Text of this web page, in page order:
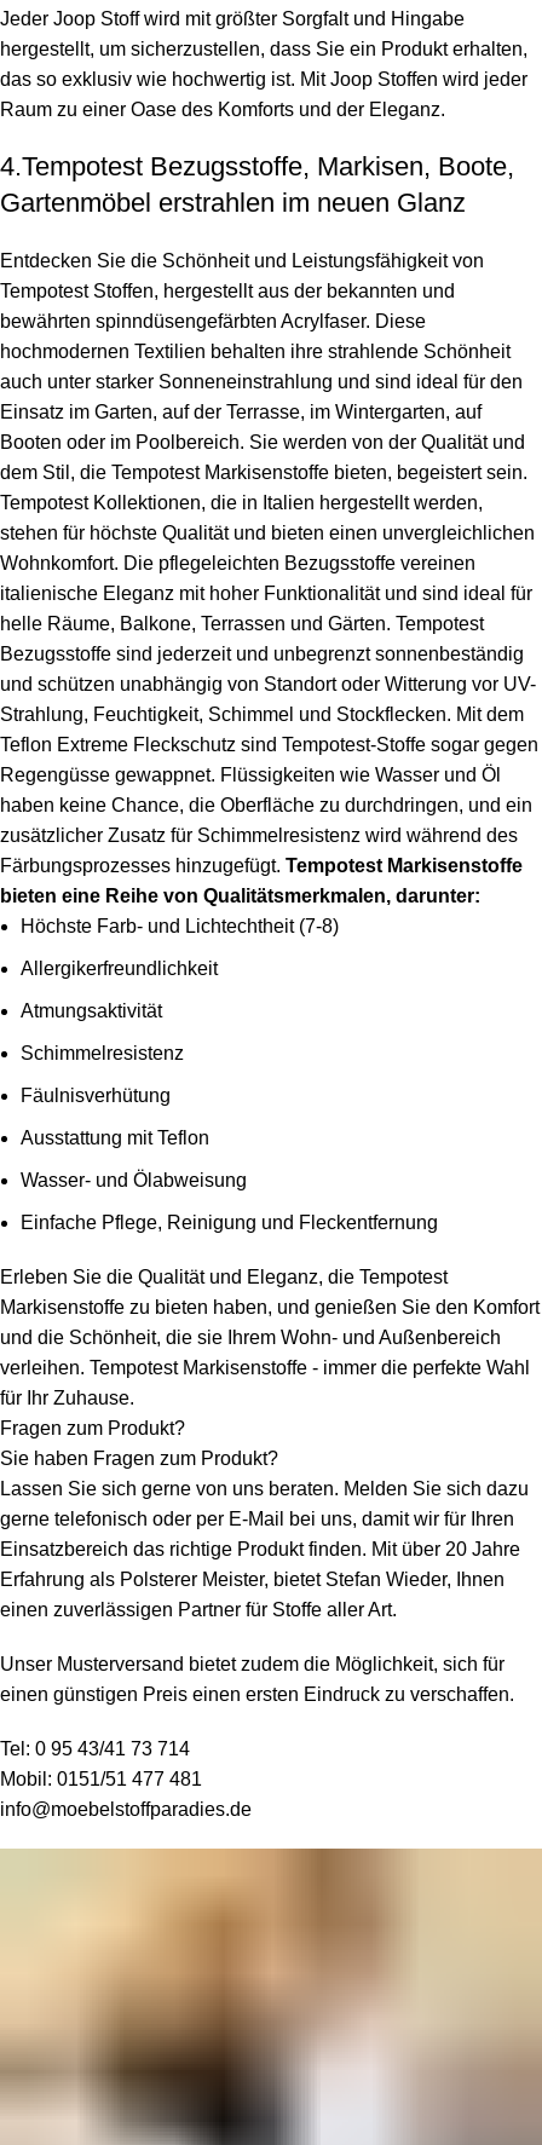
Jeder Joop Stoff wird mit größter Sorgfalt und Hingabe
hergestellt, um sicherzustellen, dass Sie ein Produkt erhalten,
das so exklusiv wie hochwertig ist. Mit Joop Stoffen wird jeder
Raum zu einer Oase des Komforts und der Eleganz.
4.Tempotest Bezugsstoffe, Markisen, Boote,
Gartenmöbel erstrahlen im neuen Glanz
Entdecken Sie die Schönheit und Leistungsfähigkeit von
Tempotest Stoffen, hergestellt aus der bekannten und
bewährten spinndüsengefärbten Acrylfaser. Diese
hochmodernen Textilien behalten ihre strahlende Schönheit
auch unter starker Sonneneinstrahlung und sind ideal für den
Einsatz im Garten, auf der Terrasse, im Wintergarten, auf
Booten oder im Poolbereich. Sie werden von der Qualität und
dem Stil, die Tempotest Markisenstoffe bieten, begeistert sein.
Tempotest Kollektionen, die in Italien hergestellt werden,
stehen für höchste Qualität und bieten einen unvergleichlichen
Wohnkomfort. Die pflegeleichten Bezugsstoffe vereinen
italienische Eleganz mit hoher Funktionalität und sind ideal für
helle Räume, Balkone, Terrassen und Gärten. Tempotest
Bezugsstoffe sind jederzeit und unbegrenzt sonnenbeständig
und schützen unabhängig von Standort oder Witterung vor UV-
Strahlung, Feuchtigkeit, Schimmel und Stockflecken. Mit dem
Teflon Extreme Fleckschutz sind Tempotest-Stoffe sogar gegen
Regengüsse gewappnet. Flüssigkeiten wie Wasser und Öl
haben keine Chance, die Oberfläche zu durchdringen, und ein
zusätzlicher Zusatz für Schimmelresistenz wird während des
Färbungsprozesses hinzugefügt. Tempotest Markisenstoffe
bieten eine Reihe von Qualitätsmerkmalen, darunter:
Höchste Farb- und Lichtechtheit (7-8)
Allergikerfreundlichkeit
Atmungsaktivität
Schimmelresistenz
Fäulnisverhütung
Ausstattung mit Teflon
Wasser- und Ölabweisung
Einfache Pflege, Reinigung und Fleckentfernung
Erleben Sie die Qualität und Eleganz, die Tempotest
Markisenstoffe zu bieten haben, und genießen Sie den Komfort
und die Schönheit, die sie Ihrem Wohn- und Außenbereich
verleihen. Tempotest Markisenstoffe - immer die perfekte Wahl
für Ihr Zuhause.
Fragen zum Produkt?
Sie haben Fragen zum Produkt?
Lassen Sie sich gerne von uns beraten. Melden Sie sich dazu
gerne telefonisch oder per E-Mail bei uns, damit wir für Ihren
Einsatzbereich das richtige Produkt finden. Mit über 20 Jahre
Erfahrung als Polsterer Meister, bietet Stefan Wieder, Ihnen
einen zuverlässigen Partner für Stoffe aller Art.
Unser Musterversand bietet zudem die Möglichkeit, sich für
einen günstigen Preis einen ersten Eindruck zu verschaffen.
Tel: 0 95 43/41 73 714
Mobil: 0151/51 477 481
info@moebelstoffparadies.de